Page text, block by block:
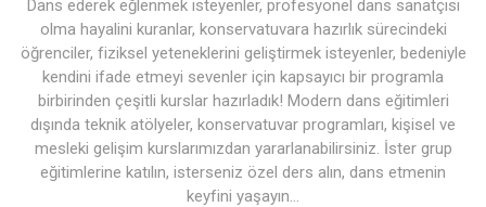
Dans ederek eğlenmek isteyenler, profesyonel dans sanatçısı
olma hayalini kuranlar, konservatuvara hazırlık sürecindeki
öğrenciler, fiziksel yeteneklerini geliştirmek isteyenler, bedeniyle
kendini ifade etmeyi sevenler için kapsayıcı bir programla
birbirinden çeşitli kurslar hazırladık! Modern dans eğitimleri
dışında teknik atölyeler, konservatuvar programları, kişisel ve
mesleki gelişim kurslarımızdan yararlanabilirsiniz. İster grup
eğitimlerine katılın, isterseniz özel ders alın, dans etmenin
keyfini yaşayın…